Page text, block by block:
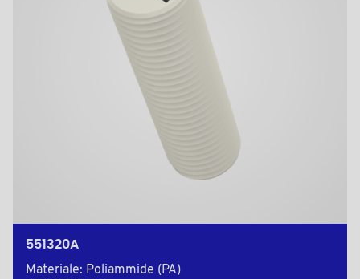
551320A
Materiale: Poliammide (PA)